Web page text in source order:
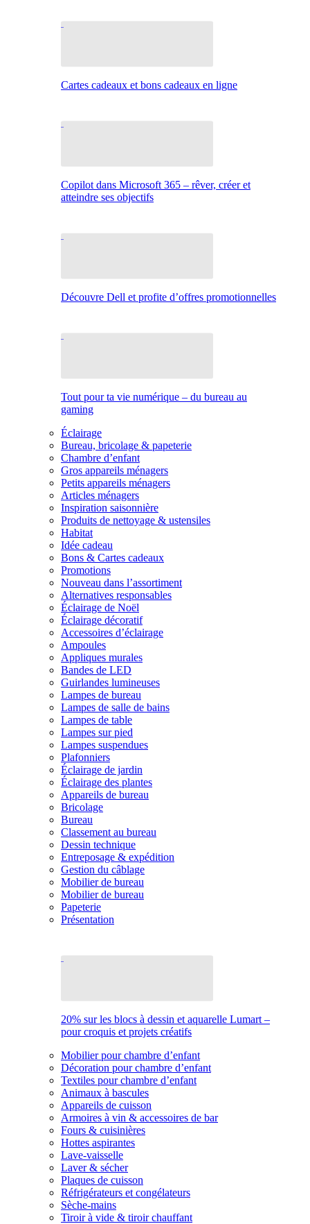
Cartes cadeaux et bons cadeaux en ligne
Copilot dans Microsoft 365 – rêver, créer et
atteindre ses objectifs
Découvre Dell et profite d’offres promotionnelles
Tout pour ta vie numérique – du bureau au
gaming
Éclairage
Bureau, bricolage & papeterie
Chambre d’enfant
Gros appareils ménagers
Petits appareils ménagers
Articles ménagers
Inspiration saisonnière
Produits de nettoyage & ustensiles
Habitat
Idée cadeau
Bons & Cartes cadeaux
Promotions
Nouveau dans l’assortiment
Alternatives responsables
Éclairage de Noël
Éclairage décoratif
Accessoires d’éclairage
Ampoules
Appliques murales
Bandes de LED
Guirlandes lumineuses
Lampes de bureau
Lampes de salle de bains
Lampes de table
Lampes sur pied
Lampes suspendues
Plafonniers
Éclairage de jardin
Éclairage des plantes
Appareils de bureau
Bricolage
Bureau
Classement au bureau
Dessin technique
Entreposage & expédition
Gestion du câblage
Mobilier de bureau
Mobilier de bureau
Papeterie
Présentation
20% sur les blocs à dessin et aquarelle Lumart –
pour croquis et projets créatifs
Mobilier pour chambre d’enfant
Décoration pour chambre d’enfant
Textiles pour chambre d’enfant
Animaux à bascules
Appareils de cuisson
Armoires à vin & accessoires de bar
Fours & cuisinières
Hottes aspirantes
Lave-vaisselle
Laver & sécher
Plaques de cuisson
Réfrigérateurs et congélateurs
Sèche-mains
Tiroir à vide & tiroir chauffant